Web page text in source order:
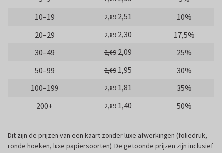
10–19
2,89 2,51
10%
20–29
2,89 2,30
17,5%
30–49
2,89 2,09
25%
50–99
2,89 1,95
30%
100–199
2,89 1,81
35%
200+
2,89 1,40 50%
Dit zijn de prijzen van een kaart zonder luxe afwerkingen (foliedruk,
ronde hoeken, luxe papiersoorten). De getoonde prijzen zijn inclusief